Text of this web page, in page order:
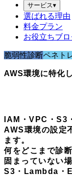
サービス▾
選ばれる理由
料金プラン
お役立ちブロ
脆弱性診断ペネト
AWS環境に特化
IAM・VPC・S3
AWS環境の設定
ます。
何をどこまで診
固まっていない
S3・Lambda・